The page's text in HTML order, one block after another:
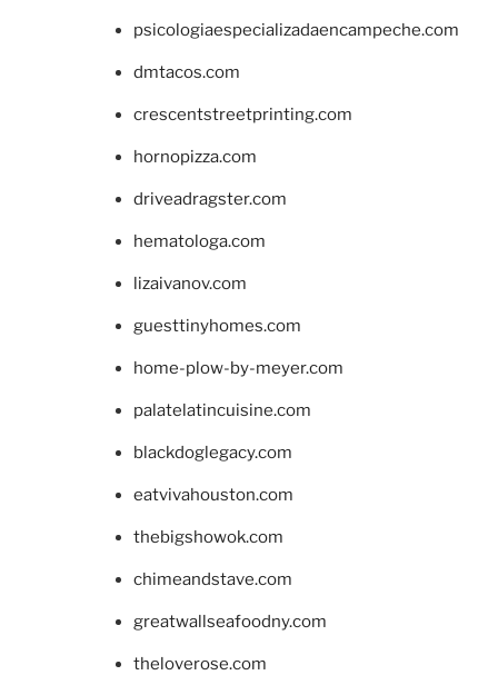
psicologiaespecializadaencampeche.com
dmtacos.com
crescentstreetprinting.com
hornopizza.com
driveadragster.com
hematologa.com
lizaivanov.com
guesttinyhomes.com
home-plow-by-meyer.com
palatelatincuisine.com
blackdoglegacy.com
eatvivahouston.com
thebigshowok.com
chimeandstave.com
greatwallseafoodny.com
theloverose.com